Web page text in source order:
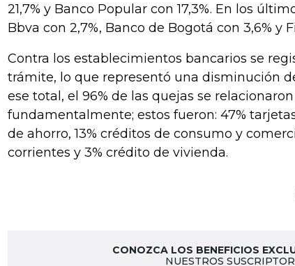
21,7% y Banco Popular con 17,3%. En los
Bbva con 2,7%, Banco de Bogotá con 3,6% y
Contra los establecimientos bancarios se
trámite, lo que representó una disminución
ese total, el 96% de las quejas se
fundamentalmente; estos fueron: 47%
de ahorro, 13% créditos de consumo y
corrientes y 3% crédito de vivienda.
CONOZCA LOS BENEFICIOS
NUESTROS